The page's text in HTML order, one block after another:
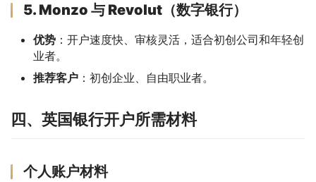
5. Monzo 与 Revolut（数字银行）
优势 ：开户速度快、审核灵活，适合初创公司和年轻创
业者。
推荐客户 ：初创企业、自由职业者。
四、英国银行开户所需材料
个人账户材料